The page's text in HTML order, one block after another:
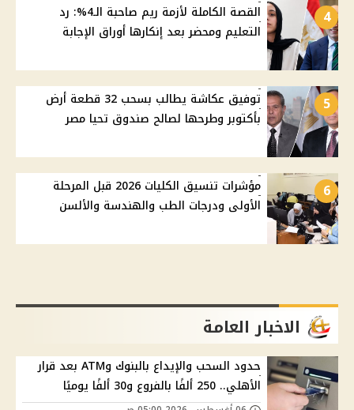
4
القصة الكاملة لأزمة ريم صاحبة الـ4%: رد
التعليم ومحضر بعد إنكارها أوراق الإجابة
5
توفيق عكاشة يطالب بسحب 32 قطعة أرض
بأكتوبر وطرحها لصالح صندوق تحيا مصر
6
مؤشرات تنسيق الكليات 2026 قبل المرحلة
الأولى ودرجات الطب والهندسة والألسن
الاخبار العامة
حدود السحب والإيداع بالبنوك وATM بعد قرار
الأهلي.. 250 ألفًا بالفروع و30 ألفًا يوميًا